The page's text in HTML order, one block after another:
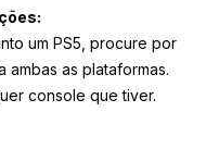
um PS5, procure por
as plataformas.
console que tiver.